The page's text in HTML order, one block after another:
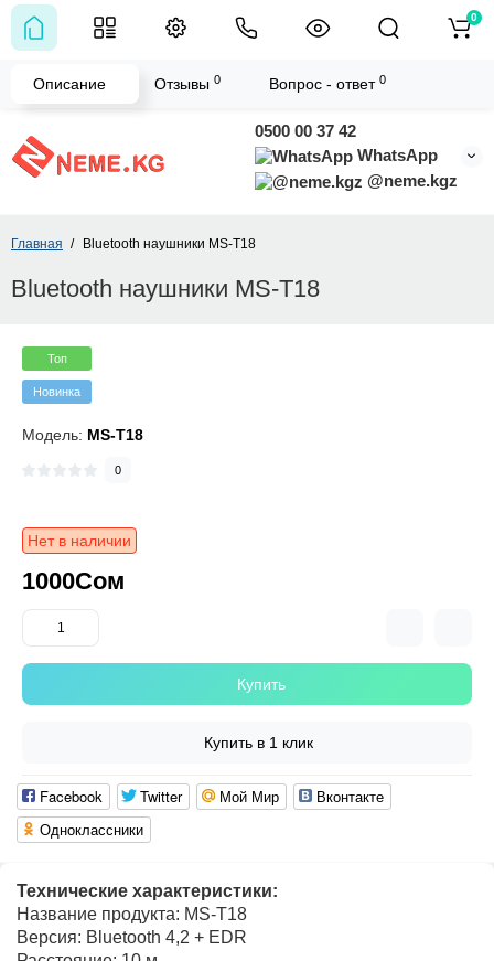
0500 00 37 42
WhatsApp
@neme.kgz
0
Главная Bluetooth наушники MS-T18
Bluetooth наушники MS-T18
Топ
Новинка
Модель: MS-T18
0
Нет в наличии
1000Сом
Купить
Купить в 1 клик
Facebook Twitter Мой Мир
Вконтакте
Одноклассники
Описание Отзывы 0 Вопрос - ответ 0
Технические характеристики:
Название продукта: MS-T18
Версия: Bluetooth 4,2 + EDR